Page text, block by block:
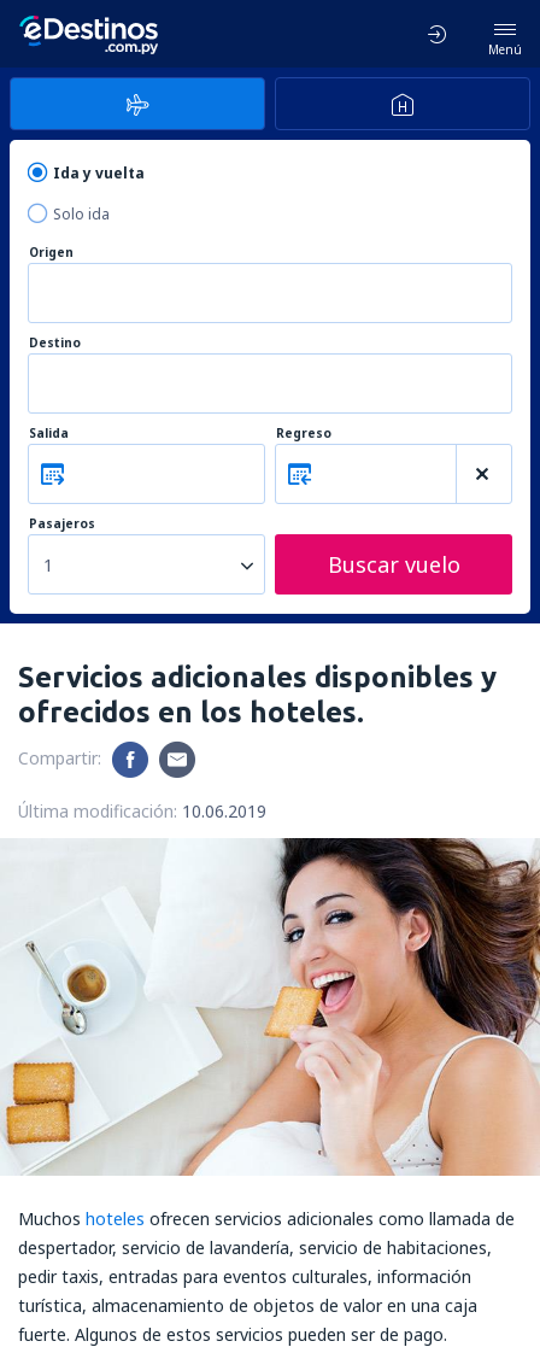
Menú
Ida y vuelta
Solo ida
Origen
Destino
Salida Regreso
Pasajeros
1 Buscar vuelo
Servicios adicionales disponibles y
ofrecidos en los hoteles.
Compartir:
Última modificación: 10.06.2019
Muchos hoteles ofrecen servicios adicionales como llamada de
despertador, servicio de lavandería, servicio de habitaciones,
pedir taxis, entradas para eventos culturales, información
turística, almacenamiento de objetos de valor en una caja
fuerte. Algunos de estos servicios pueden ser de pago.